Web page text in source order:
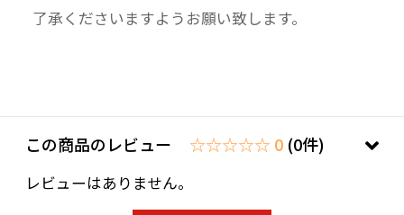
了承くださいますようお願い致します。
この商品のレビュー ☆☆☆☆☆ 0 (0件)
レビューはありません。